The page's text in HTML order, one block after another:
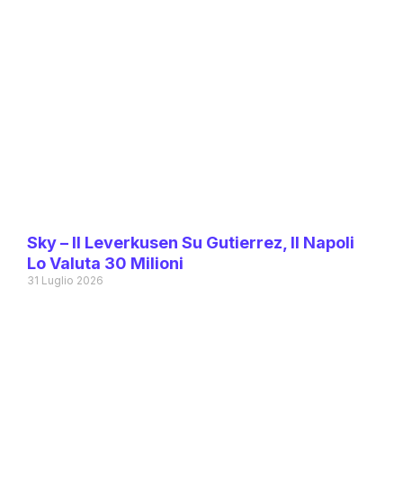
Sky – Il Leverkusen Su Gutierrez, Il Napoli
Lo Valuta 30 Milioni
31 Luglio 2026